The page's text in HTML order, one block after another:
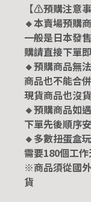
【⚠️預購注意
🔸本賣場預購
一般是日本發
購請直接下單
🔸預購商品無
商品也不能合
現貨商品也沒
🔸預購商品如
下單先後順序
🔸多數扭蛋盒
需要180個工
※商品須從國
貨